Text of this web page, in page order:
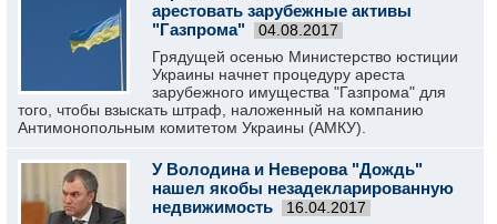
арестовать зарубежные активы
"Газпрома"
04.08.2017
Грядущей осенью Министерство юстиции
Украины начнет процедуру ареста
зарубежного имущества "Газпрома" для
того, чтобы взыскать штраф, наложенный на компанию
Антимонопольным комитетом Украины (АМКУ).
У Володина и Неверова "Дождь"
нашел якобы незадекларированную
недвижимость
16.04.2017